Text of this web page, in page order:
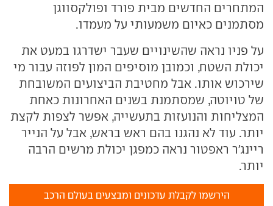
המתחרים החדשים מבית פורד ופולקסווגן
מסתמנים כאיום משמעותי על מעמדו.
על פניו נראה שהשינויים שעבר ישדרגו במעט את
יכולת השטח, וכמובן מוסיפים המון לפוזה עבור מי
שירכוש אותו. אבל מחטיבת הביצועים המשובחת
של טויוטה, שמסתמנת בשנים האחרונות כאחת
המצליחות והנועזות בתעשייה, אפשר לצפות לקצת
יותר. עוד לא נהגנו בהם ראש בראש, אבל על הנייר
ריינג'ר ראפטור נראה כמפגן יכולת מרשים הרבה
יותר.
הירשמו לקבלת עדכונים ומבצעים בעולם הרכב